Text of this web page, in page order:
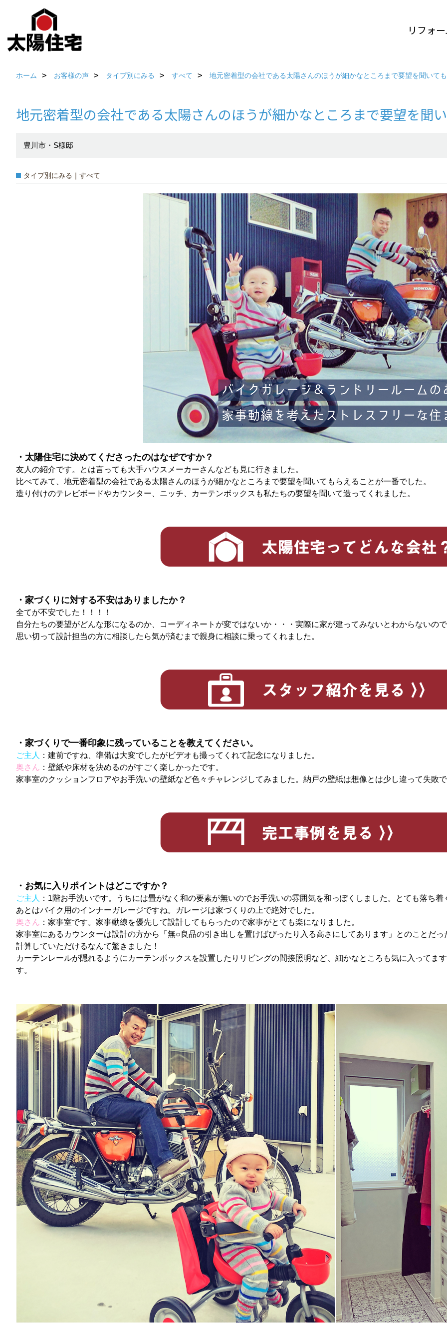
リフォ
ホーム お客様の声 タイプ別にみる すべて 地元密着型の会社である太陽さんのほうが細かなところまで要望を聞いて
地元密着型の会社である太陽さんのほうが細かなところまで要望を聞
豊川市・S様邸
タイプ別にみる｜すべて
・太陽住宅に決めてくださったのはなぜですか？
友人の紹介です。とは言っても大手ハウスメーカーさんなども見に行きました。
比べてみて、地元密着型の会社である太陽さんのほうが細かなところまで要望を聞いてもらえることが一番でした。
造り付けのテレビボードやカウンター、ニッチ、カーテンボックスも私たちの要望を聞いて造ってくれました。
・家づくりに対する不安はありましたか？
全てが不安でした！！！！
自分たちの要望がどんな形になるのか、コーディネートが変ではないか・・・実際に家が建ってみないとわからないので
思い切って設計担当の方に相談したら気が済むまで親身に相談に乗ってくれました。
・家づくりで一番印象に残っていることを教えてください。
ご主人
：建前ですね、準備は大変でしたがビデオも撮ってくれて記念になりました。
奥さん ：壁紙や床材を決めるのがすごく楽しかったです。
家事室のクッションフロアやお手洗いの壁紙など色々チャレンジしてみました。納戸の壁紙は想像とは少し違って失敗
・お気に入りポイントはどこですか？
ご主人
：1階お手洗いです。うちには畳がなく和の要素が無いのでお手洗いの雰囲気を和っぽくしました。とても落ち着
あとはバイク用のインナーガレージですね。ガレージは家づくりの上で絶対でした。
奥さん ：家事室です。家事動線を優先して設計してもらったので家事がとても楽になりました。
家事室にあるカウンターは設計の方から「無○良品の引き出しを置けばぴったり入る高さにしてあります」とのことだ
計算していただけるなんて驚きました！
カーテンレールが隠れるようにカーテンボックスを設置したりリビングの間接照明など、細かなところも気に入ってま
す。